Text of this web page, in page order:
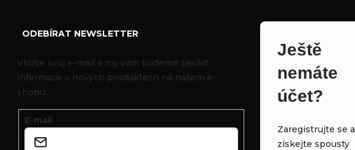
ODEBÍRAT NEWSLETTER
Vložte svůj e-mail a my vám budeme zasílat
informace o nových produktech na našem e-
shopu.
E-mail
Ještě
nemáte
účet?
Zaregistrujte se a
získejte spousty